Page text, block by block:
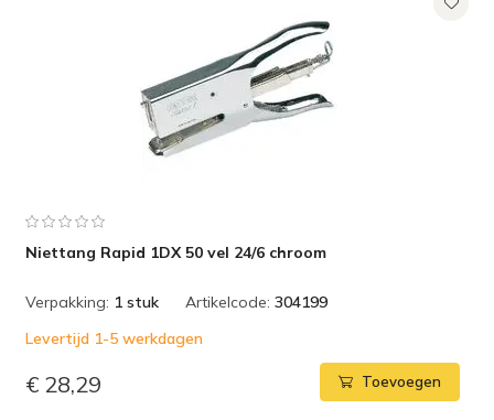
Niettang Rapid 1DX 50 vel 24/6 chroom
Verpakking: 1 stuk Artikelcode: 304199
Levertijd 1-5 werkdagen
€ 28,29 Toevoegen